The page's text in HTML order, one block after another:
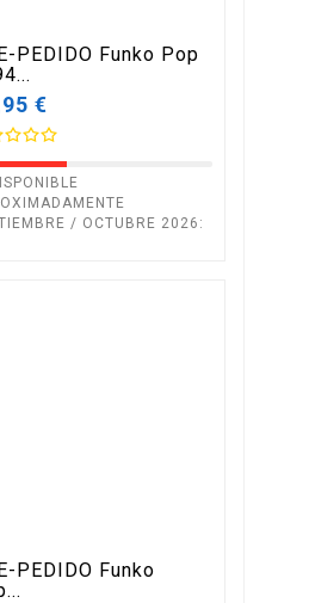
PEDIDO Funko Pop
€
/ OCTUBRE 2026:
PEDIDO Funko